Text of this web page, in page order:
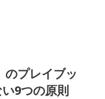
のプレイブッ
9つの原則